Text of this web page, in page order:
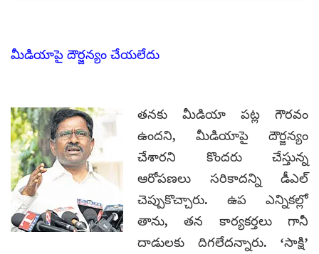
మీడియాపై దౌర్జన్యం చేయలేదు
తనకు మీడియా పట్ల గౌరవం
ఉందని, మీడియాపై దౌర్జన్యం
చేశారని కొందరు చేస్తున్న
ఆరోపణలు సరికాదన్ని డీఎల్
చెప్పుకొచ్చారు. ఉప ఎన్నికల్లో
తాను, తన కార్యకర్తలు గానీ
దాడులకు దిగలేదన్నారు. ‘సాక్షి’